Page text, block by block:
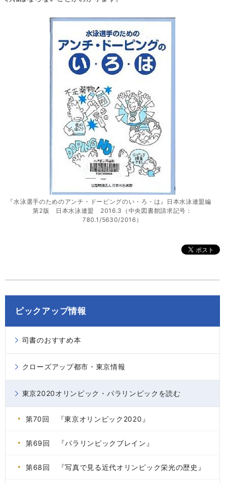
『水泳選手のためのアンチ・ドーピングのい・ろ・は』日本水泳連盟編
第2版 日本水泳連盟 2016.3（中央図書館請求記号：
780.1/5630/2016）
ピックアップ情報
司書のおすすめ本
クローズアップ都市・東京情報
東京2020オリンピック・パラリンピックを読む
第70回 『東京オリンピック2020』
第69回 『パラリンピックブレイン』
第68回 『写真で見る近代オリンピック栄光の歴史』